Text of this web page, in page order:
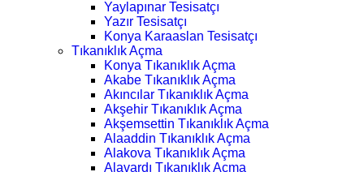
Yaylapınar Tesisatçı
Yazır Tesisatçı
Konya Karaaslan Tesisatçı
Tıkanıklık Açma
Konya Tıkanıklık Açma
Akabe Tıkanıklık Açma
Akıncılar Tıkanıklık Açma
Akşehir Tıkanıklık Açma
Akşemsettin Tıkanıklık Açma
Alaaddin Tıkanıklık Açma
Alakova Tıkanıklık Açma
Alavardı Tıkanıklık Açma